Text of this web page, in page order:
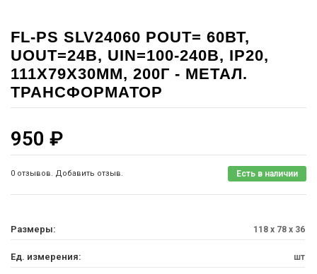
FL-PS SLV24060 POUT= 60ВТ,
UOUT=24В, UIN=100-240В, IP20,
111X79X30ММ, 200Г - МЕТАЛ.
ТРАНСФОРМАТОР
950 ₽
0 отзывов. Добавить отзыв. Есть в наличии
Размеры: 118 x 78 x 36
Ед. измерения: шт